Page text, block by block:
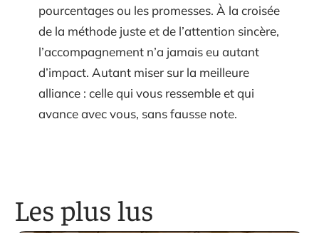
pourcentages ou les promesses. À la croisée
de la méthode juste et de l’attention sincère,
l’accompagnement n’a jamais eu autant
d’impact. Autant miser sur la meilleure
alliance : celle qui vous ressemble et qui
avance avec vous, sans fausse note.
Les plus lus